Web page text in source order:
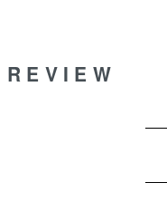
REVIEW